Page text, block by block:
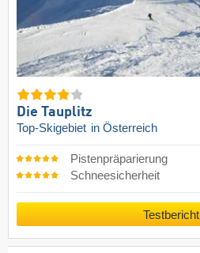
Die Tauplitz
Top-Skigebiet in Österreich
Pistenpräparierung
Schneesicherheit
Testbericht